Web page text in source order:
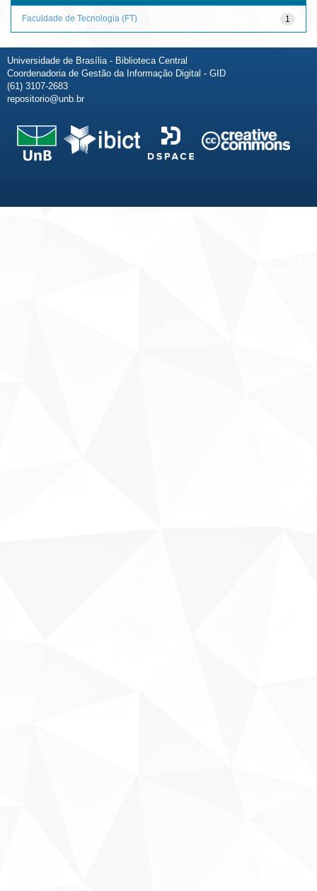
1
Faculdade de Tecnologia (FT)
Universidade de Brasília - Biblioteca Central
Coordenadoria de Gestão da Informação Digital - GID
(61) 3107-2683
repositorio@unb.br